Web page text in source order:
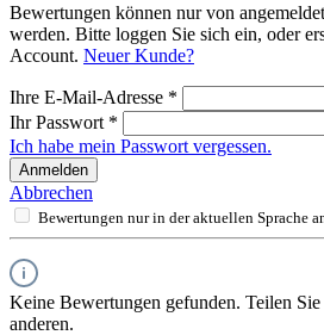
Bewertungen können nur von
werden. Bitte loggen Sie sich ein, oder
Account. Neuer Kunde?
Ihre E-Mail-Adresse *
Ihr Passwort *
Ich habe mein Passwort vergessen.
Anmelden
Abbrechen
Bewertungen nur in der aktuellen Sprache
Keine Bewertungen gefunden. Teilen
anderen.